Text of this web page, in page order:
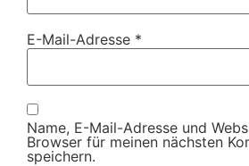
E-Mail-Adresse *
Name, E-Mail-Adresse und
Browser für meinen nächsten
speichern.